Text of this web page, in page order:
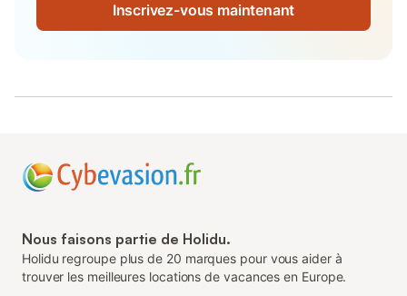
Inscrivez-vous maintenant
Nous faisons partie de Holidu.
Holidu regroupe plus de 20 marques pour vous aider à
trouver les meilleures locations de vacances en Europe.